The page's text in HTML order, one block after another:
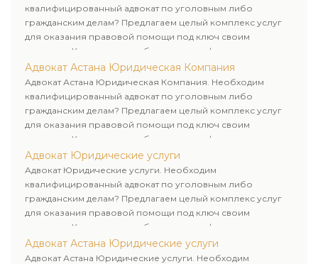
квалифицированный адвокат по уголовным либо
гражданским делам? Предлагаем целый комплекс услуг
для оказания правовой помощи под ключ своим
клиентам. Комплексное обслуживание физических и
юридических лиц. Индивидуальный подход к каждому
клиенту.
Адвокат Астана Юридическая Компания
Адвокат Астана Юридическая Компания. Необходим
квалифицированный адвокат по уголовным либо
гражданским делам? Предлагаем целый комплекс услуг
для оказания правовой помощи под ключ своим
клиентам. Комплексное обслуживание физических и
юридических лиц. Индивидуальный подход к каждому
клиенту.
Адвокат Юридические услуги
Адвокат Юридические услуги. Необходим
квалифицированный адвокат по уголовным либо
гражданским делам? Предлагаем целый комплекс услуг
для оказания правовой помощи под ключ своим
клиентам. Комплексное обслуживание физических и
юридических лиц. Индивидуальный подход к каждому
клиенту.
Адвокат Астана Юридические услуги
Адвокат Астана Юридические услуги. Необходим